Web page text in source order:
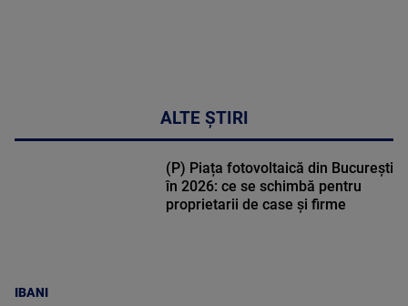
ALTE ȘTIRI
IBANI
(P) Piața fotovoltaică din București
în 2026: ce se schimbă pentru
proprietarii de case și firme